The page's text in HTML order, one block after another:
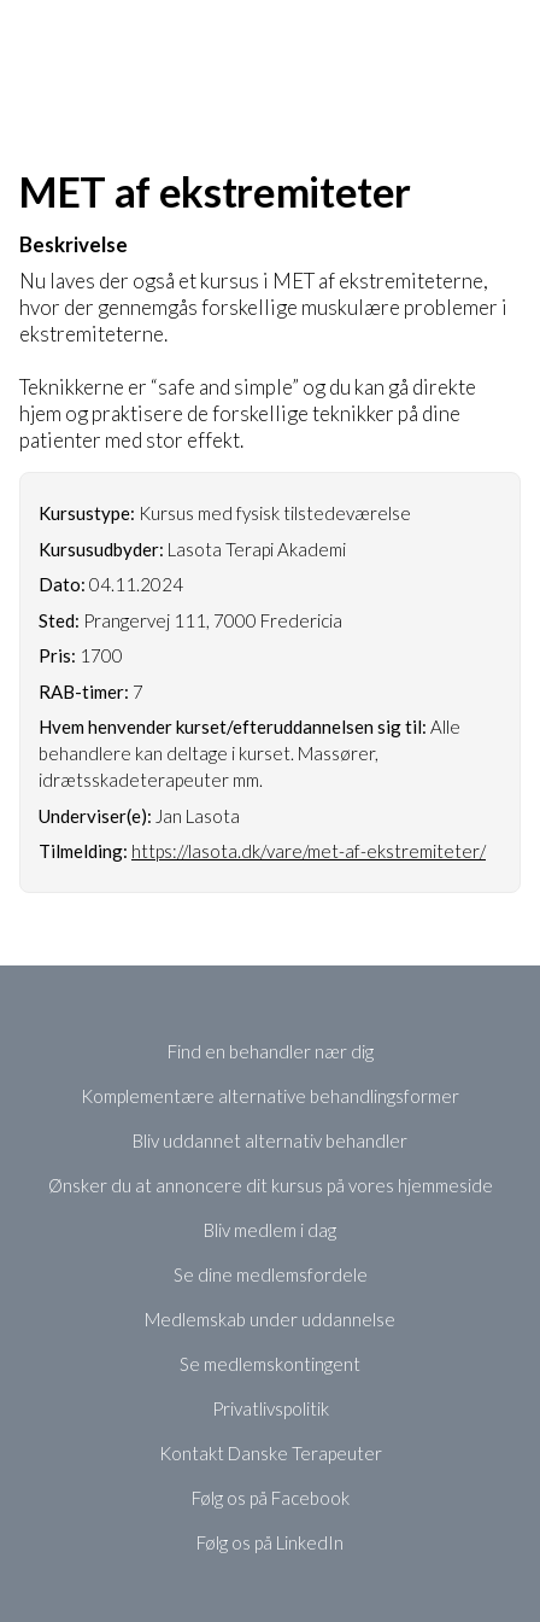
MET af ekstremiteter
Beskrivelse
Nu laves der også et kursus i MET af ekstremiteterne,
hvor der gennemgås forskellige muskulære problemer i
ekstremiteterne.
Teknikkerne er “safe and simple” og du kan gå direkte
hjem og praktisere de forskellige teknikker på dine
patienter med stor effekt.
Kursustype: Kursus med fysisk tilstedeværelse
Kursusudbyder: Lasota Terapi Akademi
Dato: 04.11.2024
Sted: Prangervej 111, 7000 Fredericia
Pris: 1700
RAB-timer: 7
Hvem henvender kurset/efteruddannelsen sig til: Alle
behandlere kan deltage i kurset. Massører,
idrætsskadeterapeuter mm.
Underviser(e): Jan Lasota
Tilmelding: https://lasota.dk/vare/met-af-ekstremiteter/
Find en behandler nær dig
Komplementære alternative behandlingsformer
Bliv uddannet alternativ behandler
Ønsker du at annoncere dit kursus på vores hjemmeside
Bliv medlem i dag
Se dine medlemsfordele
Medlemskab under uddannelse
Se medlemskontingent
Privatlivspolitik
Kontakt Danske Terapeuter
Følg os på Facebook
Følg os på LinkedIn